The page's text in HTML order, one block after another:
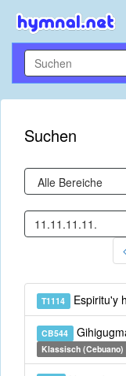
Suchen
T1114 Espiritu'y
CB544
Klassisch (Cebuano)